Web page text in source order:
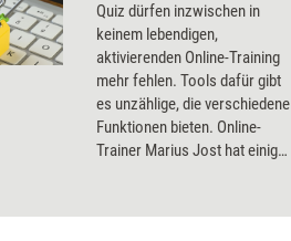
Quiz dürfen inzwischen in
keinem lebendigen,
aktivierenden Online-Training
mehr fehlen. Tools dafür gibt
es unzählige, die verschiedene
Funktionen bieten. Online-
Trainer Marius Jost hat einige